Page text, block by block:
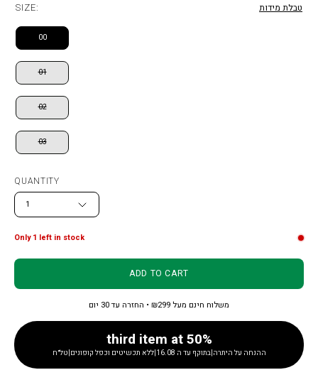
SIZE: טבלת מידות
00
01
02
03
QUANTITY
1
Only1 left in stock
ADD TO CART
משלוח חינם מעל ₪299 • החזרה עד 30 יום
third item at 50%
ההנחה על היתרה|בתוקף עד ה 16.08|ללא תכשיטים וכפל קופונים|טל״ח